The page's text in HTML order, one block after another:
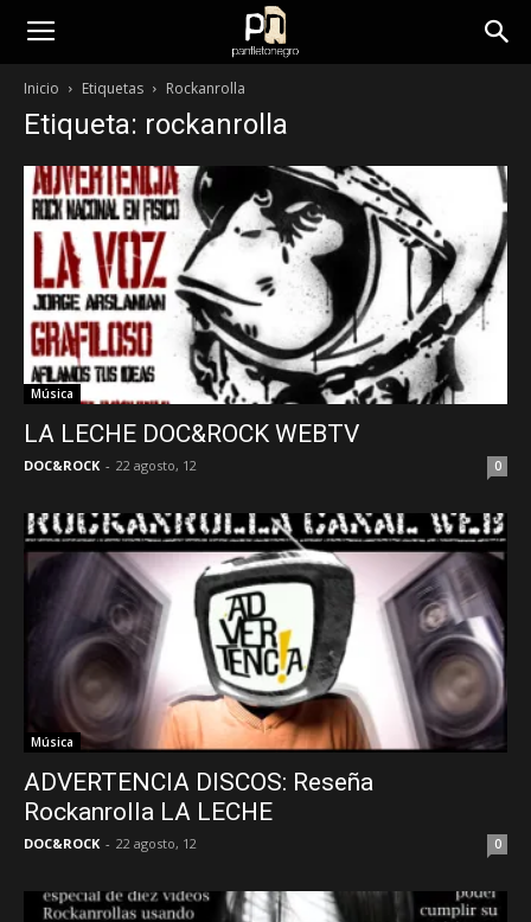
panfletonegro
Inicio Etiquetas Rockanrolla
Etiqueta: rockanrolla
Música
LA LECHE DOC&ROCK WEBTV
DOC&ROCK - 22 agosto, 12 0
Música
ADVERTENCIA DISCOS: Reseña
Rockanrolla LA LECHE
DOC&ROCK - 22 agosto, 12 0